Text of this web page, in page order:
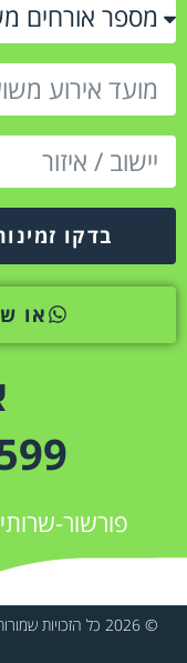
בדקו
או
פורשור-
© 2026 כל הזכויות שמורות לפורשור מומחים בע״מ. פורשור-שרותים ניידים.